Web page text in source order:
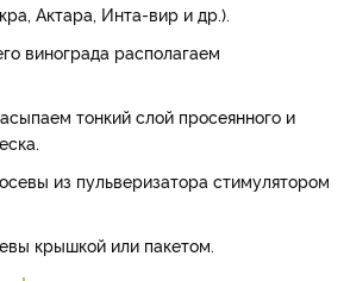
Актара, Инта-вир и др.).
винограда располагаем
тонкий слой просеянного и
из пульверизатора стимулятором
крышкой или пакетом.